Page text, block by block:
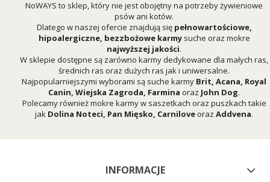
NoWAYS to sklep, który nie jest obojętny na potrzeby żywieniowe
psów ani kotów.
Dlatego w naszej ofercie znajdują się pełnowartościowe,
hipoalergiczne, bezzbożowe karmy suche oraz mokre
najwyższej jakości.
W sklepie dostępne są zarówno karmy dedykowane dla małych ras,
średnich ras oraz dużych ras jak i uniwersalne.
Najpopularniejszymi wyborami są suche karmy Brit Acana Royal
Canin Wiejska Zagroda Farmina oraz John Dog.
Polecamy również mokre karmy w saszetkach oraz puszkach takie
jak Dolina Noteci Pan Mięsko Carniloveoraz Addvena.
INFORMACJE